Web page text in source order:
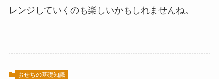
レンジしていくのも楽しいかもしれませんね。
おせちの基礎知識